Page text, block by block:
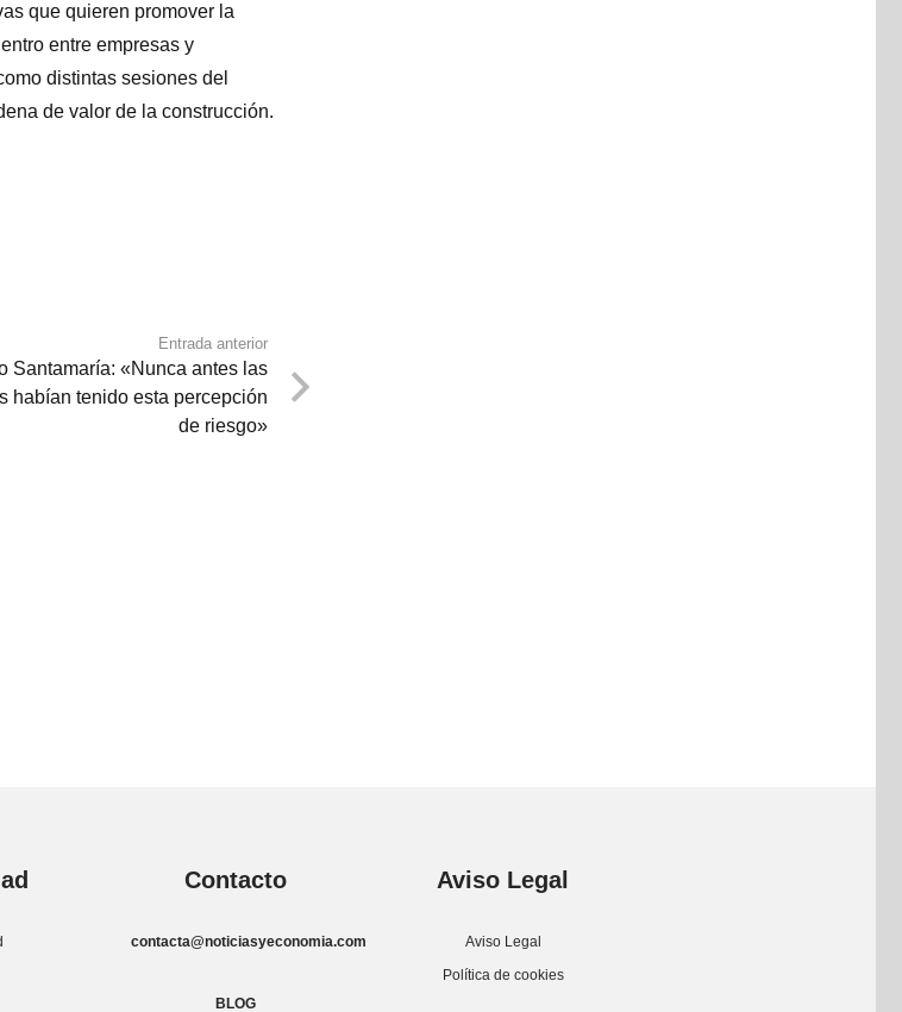
que quieren promover la
entre empresas y
distintas sesiones del
de valor de la construcción.
Entrada anterior
Santamaría: «Nunca antes las
habían tenido esta percepción
de riesgo»
Contacto
contacta@noticiasyeconomia.com
BLOG
Aviso Legal
Aviso Legal
Política de cookies